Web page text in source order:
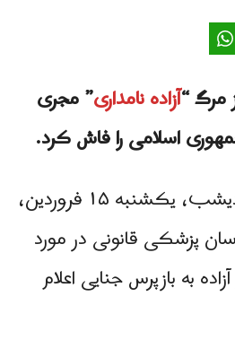
LinkedIn
مرگ “آزاده نامداری” مجری
اسلامی را فاش کرد.
براساس گزارشی که دیشب، یکشنبه ۱۵ فروردین،
پزشکی قانونی در مورد
به بازپرس جنایی اعلام